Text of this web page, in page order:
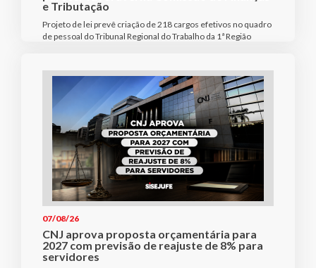
e Tributação
Projeto de lei prevê criação de 218 cargos efetivos no quadro
de pessoal do Tribunal Regional do Trabalho da 1ª Região
07/08/26
CNJ aprova proposta orçamentária para
2027 com previsão de reajuste de 8% para
servidores